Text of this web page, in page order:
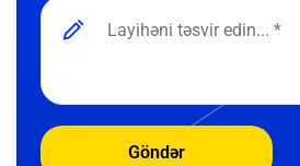
Göndər